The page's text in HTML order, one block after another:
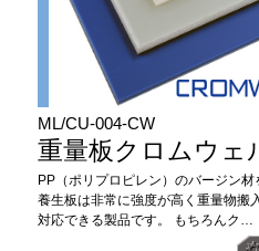
ML/CU-004-CW
重量板クロムウェ
PP（ポリプロピレン）のバージン材
養生板は非常に強度が高く重量物搬
対応できる製品です。 もちろんク…